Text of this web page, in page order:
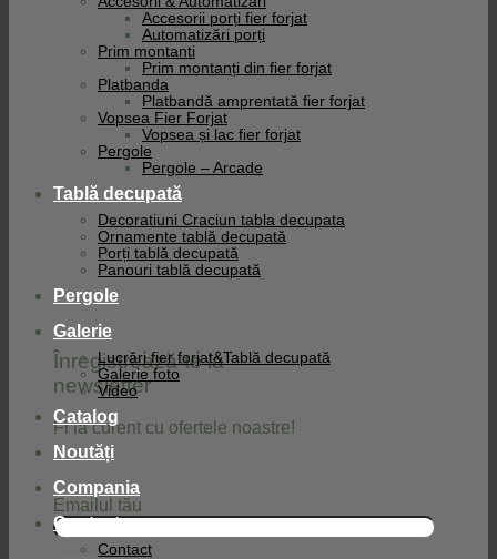
Înregistrează-te la
newsletter
Fi la curent cu ofertele noastre!
Emailul tău
Accesorii porți fier forjat
Automatizări porți
Prim montanti
Prim montanți din fier forjat
Platbanda
Platbandă amprentată fier forjat
Vopsea Fier Forjat
Vopsea și lac fier forjat
Pergole
Pergole – Arcade
Tablă decupată
Decoratiuni Craciun tabla decupata
Ornamente tablă decupată
Porți tablă decupată
Panouri tablă decupată
Pergole
Galerie
Lucrări fier forjat&Tablă decupată
Galerie foto
Video
Catalog
Noutăți
Compania
Contact
Contact